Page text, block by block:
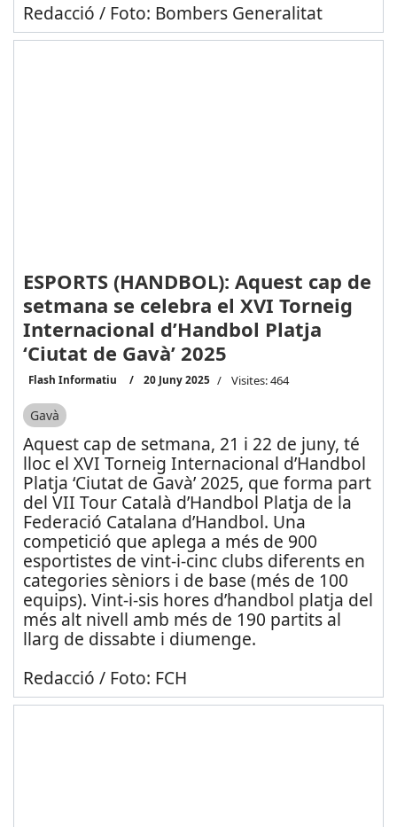
Redacció / Foto: Bombers Generalitat
ESPORTS (HANDBOL): Aquest cap de
setmana se celebra el XVI Torneig
Internacional d’Handbol Platja
‘Ciutat de Gavà’ 2025
Flash Informatiu 20 Juny 2025 Visites: 464
Gavà
Aquest cap de setmana, 21 i 22 de juny, té
lloc el XVI Torneig Internacional d’Handbol
Platja ‘Ciutat de Gavà’ 2025, que forma part
del VII Tour Català d’Handbol Platja de la
Federació Catalana d’Handbol. Una
competició que aplega a més de 900
esportistes de vint-i-cinc clubs diferents en
categories sèniors i de base (més de 100
equips). Vint-i-sis hores d’handbol platja del
més alt nivell amb més de 190 partits al
llarg de dissabte i diumenge.
Redacció / Foto: FCH